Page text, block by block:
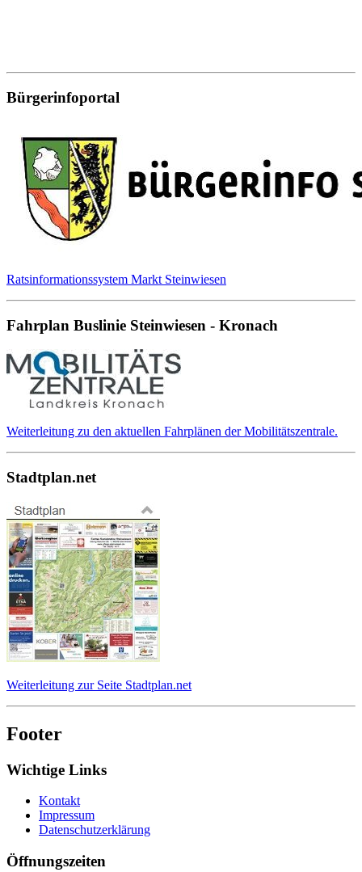
Bürgerinfoportal
Ratsinformationssystem Markt Steinwiesen
Fahrplan Buslinie Steinwiesen - Kronach
Weiterleitung zu den aktuellen Fahrplänen der Mobilitätszentrale.
Stadtplan.net
Weiterleitung zur Seite Stadtplan.net
Footer
Wichtige Links
Kontakt
Impressum
Datenschutzerklärung
Öffnungszeiten